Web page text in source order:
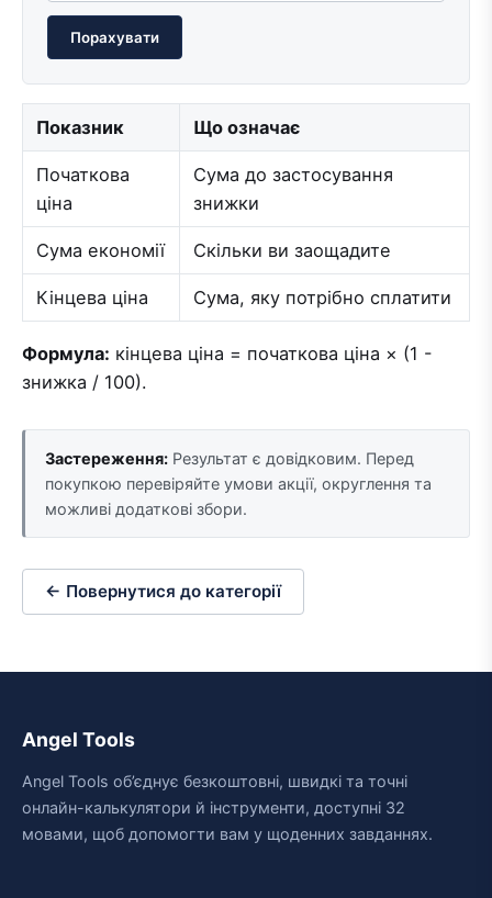
Порахувати
Показник Що означає
Початкова
ціна
Сума до застосування
знижки
Сума економії Скільки ви заощадите
Кінцева ціна Сума, яку потрібно сплатити
Формула: кінцева ціна = початкова ціна × (1 -
знижка / 100).
Застереження: Результат є довідковим. Перед
покупкою перевіряйте умови акції, округлення та
можливі додаткові збори.
← Повернутися до категорії
Angel Tools
Angel Tools об’єднує безкоштовні, швидкі та точні
онлайн-калькулятори й інструменти, доступні 32
мовами, щоб допомогти вам у щоденних завданнях.